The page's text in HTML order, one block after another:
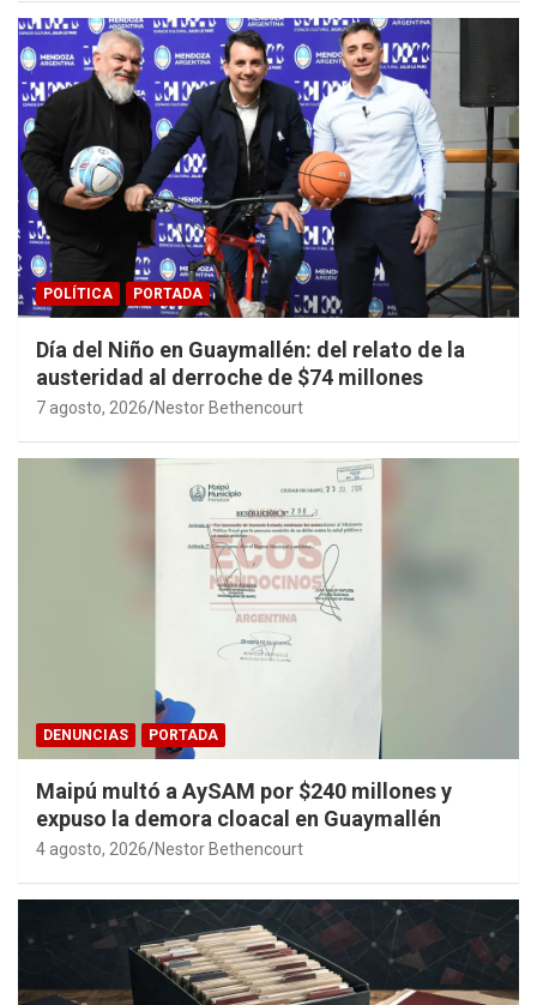
POLÍTICA PORTADA
Día del Niño en Guaymallén: del relato de la
austeridad al derroche de $74 millones
7 agosto, 2026 Nestor Bethencourt
DENUNCIAS PORTADA
Maipú multó a AySAM por $240 millones y
expuso la demora cloacal en Guaymallén
4 agosto, 2026 Nestor Bethencourt